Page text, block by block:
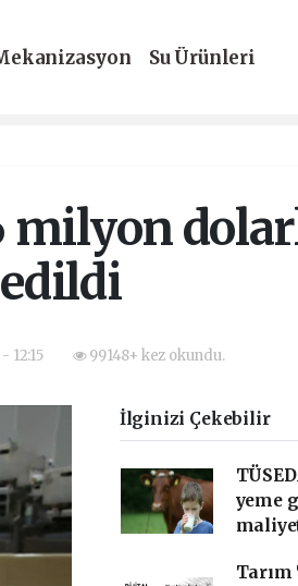
Su Ürünleri
milyon
12:15 99148+ kez okundu.
İlginizi Çekebilir
yeme